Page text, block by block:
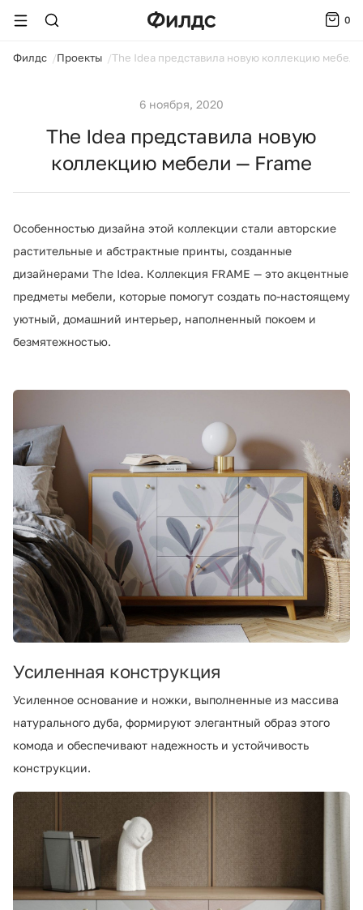
0
Филдс Проекты The Idea представила новую коллекцию
6 ноября, 2020
The Idea представила новую
коллекцию мебели — Frame
Особенностью дизайна этой коллекции стали авторские
растительные и абстрактные принты, созданные
дизайнерами The Idea. Коллекция FRAME — это акцентные
предметы мебели, которые помогут создать по-настоящему
уютный, домашний интерьер, наполненный покоем и
безмятежностью.
Усиленная конструкция
Усиленное основание и ножки, выполненные из массива
натурального дуба, формируют элегантный образ этого
комода и обеспечивают надежность и устойчивость
конструкции.